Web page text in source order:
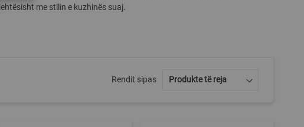
lehtësisht me stilin e kuzhinës suaj.
Rendit sipas